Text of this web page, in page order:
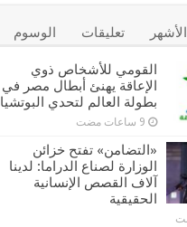
الأشهر تعليقات الوسوم
القومي للأشخاص ذوي
الإعاقة يهنئ أبطال مصر في
بطولة العالم لتحدي البوتشيا
9 ساعات مضت
«التضامن» تفتح خزائن
الوزارة لصناع الدراما: لدينا
آلاف القصص الإنسانية
الحقيقية